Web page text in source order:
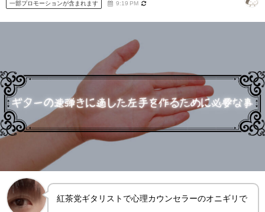
一部プロモーションが含まれます 9:19 PM
紅茶党ギタリストで心理カウンセラーのオニギリで